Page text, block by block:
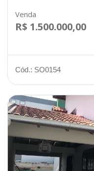
Venda
R$ 1.500.000,00
Cód.: SO0154